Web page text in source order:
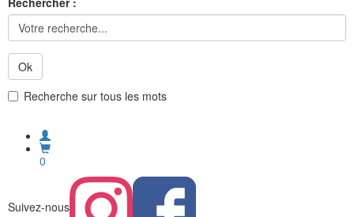
Ok
Recherche sur tous les mots
0
Suivez-nous